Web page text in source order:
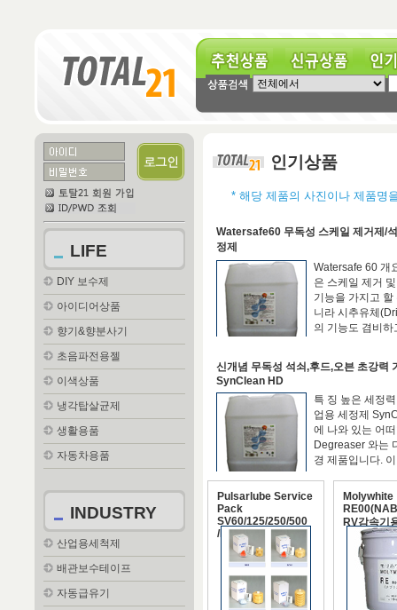
추천상품 신규상품 인기
LIFE
DIY 보수제
아이디어상품
향기&향분사기
초음파전용젤
이색상품
냉각탑살균제
생활용품
자동차용품
INDUSTRY
산업용세척제
배관보수테이프
자동급유기
인기상품
* 해당 제품의 사진이나 제품명
Watersafe60 무독성 스케일 제거제/
정제
Watersafe 60 개
은 스케일 제거
기능을 가지고
니라 시추유체
의 기능도 겸비하
신개념 무독성 석쇠,후드,오븐 초강력
SynClean HD
특 징 높은 세정
업용 세정제
에 나와 있는 어
Degreaser 와는
경 제품입니다.
Pulsarlube Service
Pack
SV60/125/250/500
/PL1~7,10
Molywhite
RV감속기